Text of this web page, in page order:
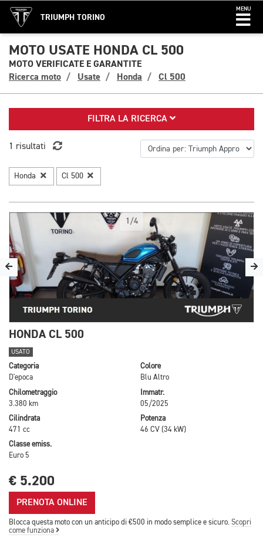
TRIUMPH TORINO
MENU
MOTO USATE HONDA CL 500
MOTO VERIFICATE E GARANTITE
Ricerca moto
Usate Honda Cl 500
FILTRA LA RICERCA
1 risultati
Honda Cl 500
1/4
HONDA CL 500
USATO
Categoria
D'epoca
Colore
Blu Altro
Chilometraggio
3.380 km
Immatr.
05/2025
Cilindrata
471 cc
Potenza
46 CV (34 kW)
Classe emiss.
Euro 5
€ 5.200
PRENOTA ONLINE
Blocca questa moto con un anticipo di €500 in modo semplice e sicuro. Scopri
come funziona